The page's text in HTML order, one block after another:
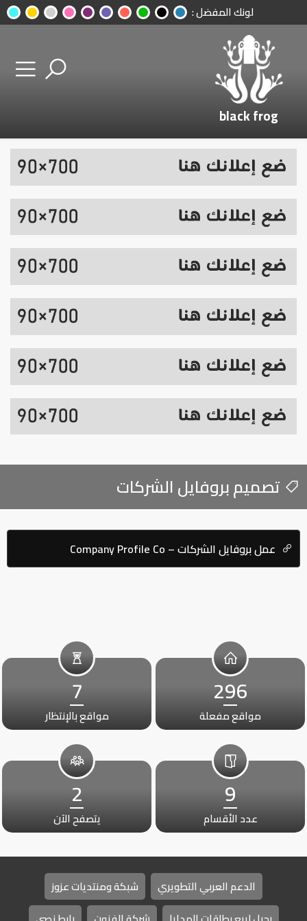
لونك المفضل :
black frog
تصميم بروفايل الشركات
عمل بروفايل الشركات – Company Profile Co
296
مواقع مفعلة
7
مواقع بالإنتظار
9
عدد الأقسام
2
يتصفح الآن
الدعم العربي التطويري
شبكة ومنتديات عزوز